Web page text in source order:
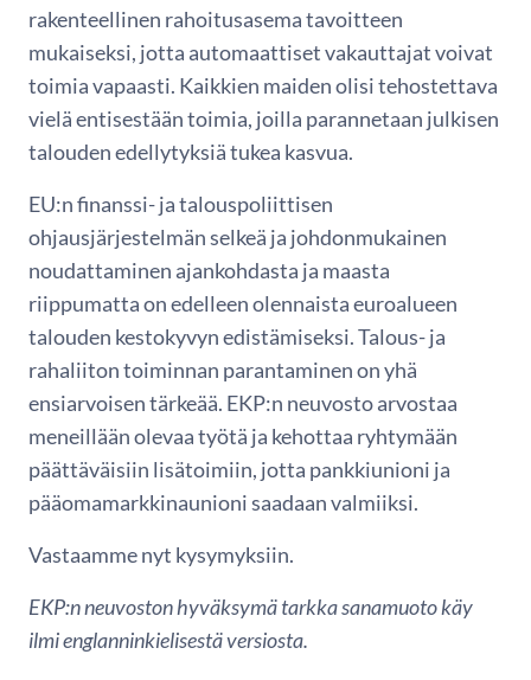
rakenteellinen rahoitusasema tavoitteen
mukaiseksi, jotta automaattiset vakauttajat voivat
toimia vapaasti. Kaikkien maiden olisi tehostettava
vielä entisestään toimia, joilla parannetaan julkisen
talouden edellytyksiä tukea kasvua.
EU:n finanssi- ja talouspoliittisen
ohjausjärjestelmän selkeä ja johdonmukainen
noudattaminen ajankohdasta ja maasta
riippumatta on edelleen olennaista euroalueen
talouden kestokyvyn edistämiseksi. Talous- ja
rahaliiton toiminnan parantaminen on yhä
ensiarvoisen tärkeää. EKP:n neuvosto arvostaa
meneillään olevaa työtä ja kehottaa ryhtymään
päättäväisiin lisätoimiin, jotta pankkiunioni ja
pääomamarkkinaunioni saadaan valmiiksi.
Vastaamme nyt kysymyksiin.
EKP:n neuvoston hyväksymä tarkka sanamuoto käy
ilmi englanninkielisestä versiosta.